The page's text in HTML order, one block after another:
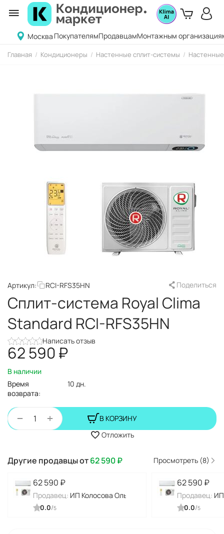
Москва ПокупателямПродавцамМонтажным
Главная / Кондиционеры / Настенные сплит-системы /
Артикул: RCI-RFS35HN Поделиться
Сплит-система Royal Clima
Standard RCI-RFS35HN
Написать отзыв
62 590₽
В наличии
Время
возврата:
10 дн.
+
−
В КОРЗИНУ
Отложить
Другие продавцы от62 590₽ Просмотреть (8)
62 590 ₽
Продавец: ИП Колосова Ольга Алексеевна
0.0/5
62 590 ₽
Продавец:
0.0/5